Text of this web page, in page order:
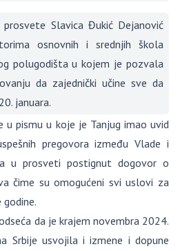
prosvete Slavica Đukić Dejanović
osnovnih i srednjih škola
polugodišta u kojem je pozvala
da zajednički učine sve da
januara.
u pismu u koje je Tanjug imao uvid
pregovora između Vlade i
u prosveti postignut dogovor o
čime su omogućeni svi uslovi za
da je krajem novembra 2024.
Srbije usvojila i izmene i dopune